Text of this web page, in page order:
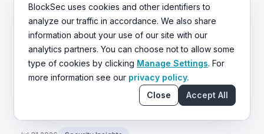
BlockSec uses cookies and other identifiers to
analyze our traffic in accordance. We also share
information about your use of our site with our
analytics partners. You can choose not to allow some
type of cookies by clicking Manage Settings. For
more information see our privacy policy.
Close
Accept All